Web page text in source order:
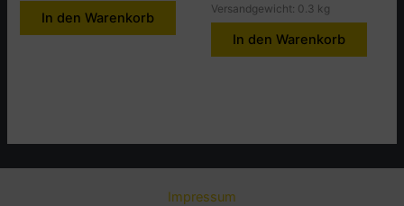
In den Warenkorb
Versandgewicht: 0.3 kg
In den Warenkorb
Impressum